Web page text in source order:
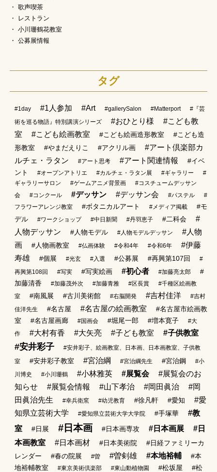
歌声喫茶
レストラン
小川珊鶴花教室
公募展情報
タグ
#1day #1人参加 #Art #gallerySalon #Matterport
#『芸
術を巡る物語』特別講演シリーズ
#おひとり様
#こども教
室
#こども絵画教室 #こども絵画造形教室
#こども造
形教室
#やまだえりこ #アクリル画
#アート倶楽部カ
ルチェ・ラタン
#アート思考 #アート関連情報
#イベ
ント
#オープンアトリエ #カルチェ・ラタン展 #ギャラリー
#
ギャラリーサロン
#ゲームアニメ背景画
#コスチュームデッサン
会
#コンクール #デッサン #デッサン会 #パステル
#
フラワーアレンジ教室
#ボタニカルアート #メディア掲載
#モ
デル
#ワークショップ #中日新聞 #丹羽恵子 #二科会
#
人物デッサン
#人物モデル #人物モデルデッサン
#人物
画
#人物画教室 #仏画体験 #令和4年 #令和6年
#伊藤
寿雄
#個展 #光玄 #入選 #公募展 #再興第107回
#
再興第108回
#写実 #写実絵画 #初心者 #加藤亮太郎
#
加藤清香
#加藤茂外次 #加藤青雅 #区長賞
#千種区絵画教
室
#南風展 #古川美術館 #右脳開発 #吉村佳洋
#吉村
佳洋先生
#名古屋 #名古屋の絵画教室
#名古屋市絵画教
室
#名古屋画廊 #国画会 #堀尾一郎 #増本寛子
#大
作
#大村有香 #大矢亮 #子ども教室 #子供教室
#安井彩子
#安井彩子、絵画教室、日本画、日本画教室、子供教
室
#安井彩子教室 #宮治綱 #宮治綱先生 #宮治鋼
#小
川博史
#小川珊鶴 #小林雅英 #展覧会
#展覧会のお
知らせ
#展覧会情報 #山下孝治 #岡田眞治
#岡
田眞治先生
#幸兵衛窯 #幼児教育 #徐凡軒 #愛知
#愛
知県立芸術大学
#愛知県立芸術大学大学院 #手塚華
#教
室
#日展 #日本画 #日本画専攻 #日本画展
#日
本画教室
#日本画材 #日本美術院
#日経ファミリーカ
レンダー
#春の院展 #曽 #曽剣雄 #本地裕輔
#本
地裕輔教室
#東京美術倶楽部 #東山動植物園 #松坂屋
#松